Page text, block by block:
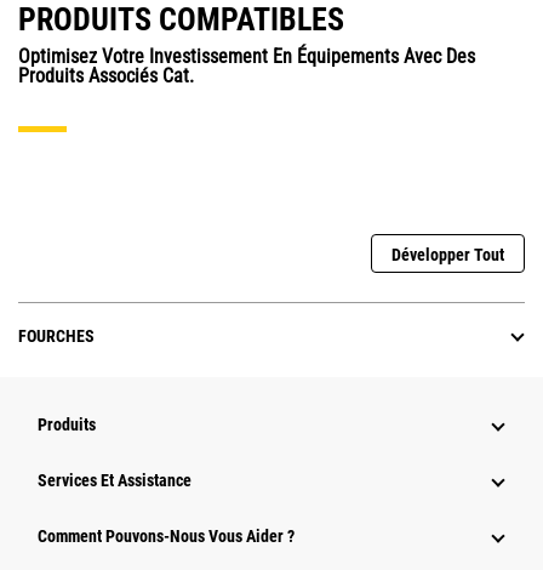
PRODUITS COMPATIBLES
Optimisez Votre Investissement En Équipements Avec Des
Produits Associés Cat.
Développer Tout
FOURCHES
Produits
Services Et Assistance
Comment Pouvons-Nous Vous Aider ?